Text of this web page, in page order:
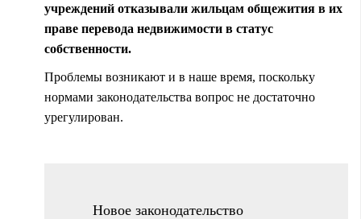
учреждений отказывали жильцам общежития в их
праве перевода недвижимости в статус
собственности.
Проблемы возникают и в наше время, поскольку
нормами законодательства вопрос не достаточно
урегулирован.
Новое законодательство